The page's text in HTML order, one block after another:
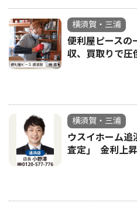
横須賀・三浦
便利屋ピース
収、買取りで圧
横須賀・三浦
ウスイホーム
査定｣ 金利上